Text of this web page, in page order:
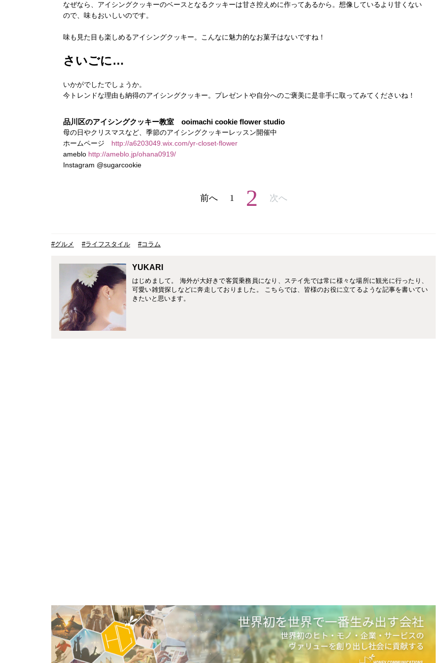
なぜなら、アイシングクッキーのベースとなるクッキーは甘さ控えめに作ってあるから。想像しているより甘くない
ので、味もおいしいのです。
味も見た目も楽しめるアイシングクッキー。こんなに魅力的なお菓子はないですね！
さいごに…
いかがでしたでしょうか。
今トレンドな理由も納得のアイシングクッキー。プレゼントや自分へのご褒美に是非手に取ってみてくださいね！
品川区のアイシングクッキー教室 ooimachi cookie flower studio
母の日やクリスマスなど、季節のアイシングクッキーレッスン開催中
ホームページ http://a6203049.wix.com/yr-closet-flower
ameblo http://ameblo.jp/ohana0919/
Instagram @sugarcookie
前へ 1 2 次へ
#グルメ #ライフスタイル #コラム
YUKARI
はじめまして。 海外が大好きで客質乗務員になり、ステイ先では常に様々な場所に観光に行ったり、
可愛い雑貨探しなどに奔走しておりました。 こちらでは、皆様のお役に立てるような記事を書いてい
きたいと思います。